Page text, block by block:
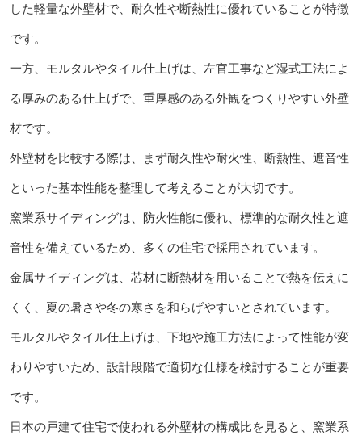
した軽量な外壁材で、耐久性や断熱性に優れていることが特徴
です。
一方、モルタルやタイル仕上げは、左官工事など湿式工法によ
る厚みのある仕上げで、重厚感のある外観をつくりやすい外壁
材です。
外壁材を比較する際は、まず耐久性や耐火性、断熱性、遮音性
といった基本性能を整理して考えることが大切です。
窯業系サイディングは、防火性能に優れ、標準的な耐久性と遮
音性を備えているため、多くの住宅で採用されています。
金属サイディングは、芯材に断熱材を用いることで熱を伝えに
くく、夏の暑さや冬の寒さを和らげやすいとされています。
モルタルやタイル仕上げは、下地や施工方法によって性能が変
わりやすいため、設計段階で適切な仕様を検討することが重要
です。
日本の戸建て住宅で使われる外壁材の構成比を見ると、窯業系